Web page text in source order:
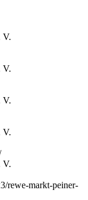
V.
V.
V.
V.
V.
rewe-markt-peiner-